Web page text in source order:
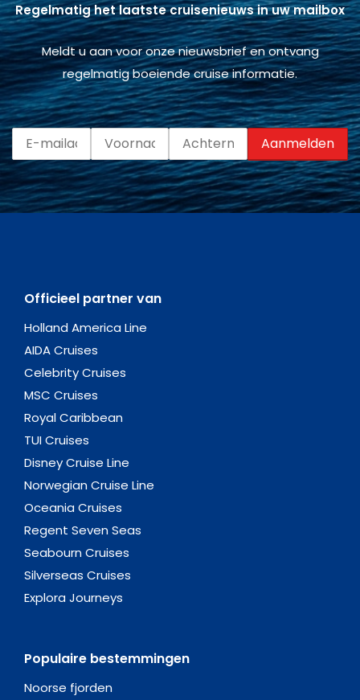
Regelmatig het laatste cruisenieuws in uw mailbox
Meldt u aan voor onze nieuwsbrief en ontvang
regelmatig boeiende cruise informatie.
Officieel partner van
Holland America Line
AIDA Cruises
Celebrity Cruises
MSC Cruises
Royal Caribbean
TUI Cruises
Disney Cruise Line
Norwegian Cruise Line
Oceania Cruises
Regent Seven Seas
Seabourn Cruises
Silverseas Cruises
Explora Journeys
Populaire bestemmingen
Noorse fjorden